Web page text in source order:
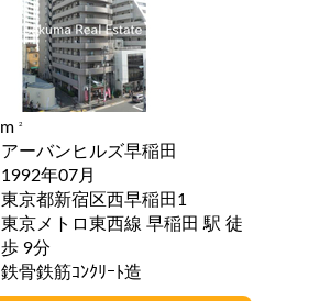
2
アーバンヒルズ早稲田
1992年07月
東京都新宿区西早稲田1
東京メトロ東西線 早稲田 駅 徒
歩 9分
鉄骨鉄筋ｺﾝｸﾘｰﾄ造